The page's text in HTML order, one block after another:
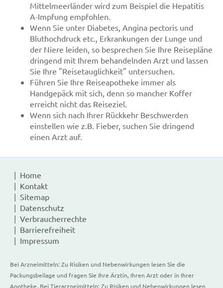
Mittelmeerländer wird zum Beispiel die Hepatitis
A-Impfung empfohlen.
Wenn Sie unter Diabetes, Angina pectoris und
Bluthochdruck etc., Erkrankungen der Lunge und
der Niere leiden, so besprechen Sie Ihre Reisepläne
dringend mit Ihrem behandelnden Arzt und lassen
Sie Ihre "Reisetauglichkeit" untersuchen.
Führen Sie Ihre Reiseapotheke immer als
Handgepäck mit sich, denn so mancher Koffer
erreicht nicht das Reiseziel.
Wenn sich nach Ihrer Rückkehr Beschwerden
einstellen wie z.B. Fieber, suchen Sie dringend
einen Arzt auf.
Home
Kontakt
Sitemap
Datenschutz
Verbraucherrechte
Barrierefreiheit
Impressum
Bei Arzneimitteln: Zu Risiken und Nebenwirkungen lesen Sie die
Packungsbeilage und fragen Sie Ihre Ärztin, Ihren Arzt oder in Ihrer
Apotheke. Bei Tierarzneimitteln: Zu Risiken und Nebenwirkungen lesen